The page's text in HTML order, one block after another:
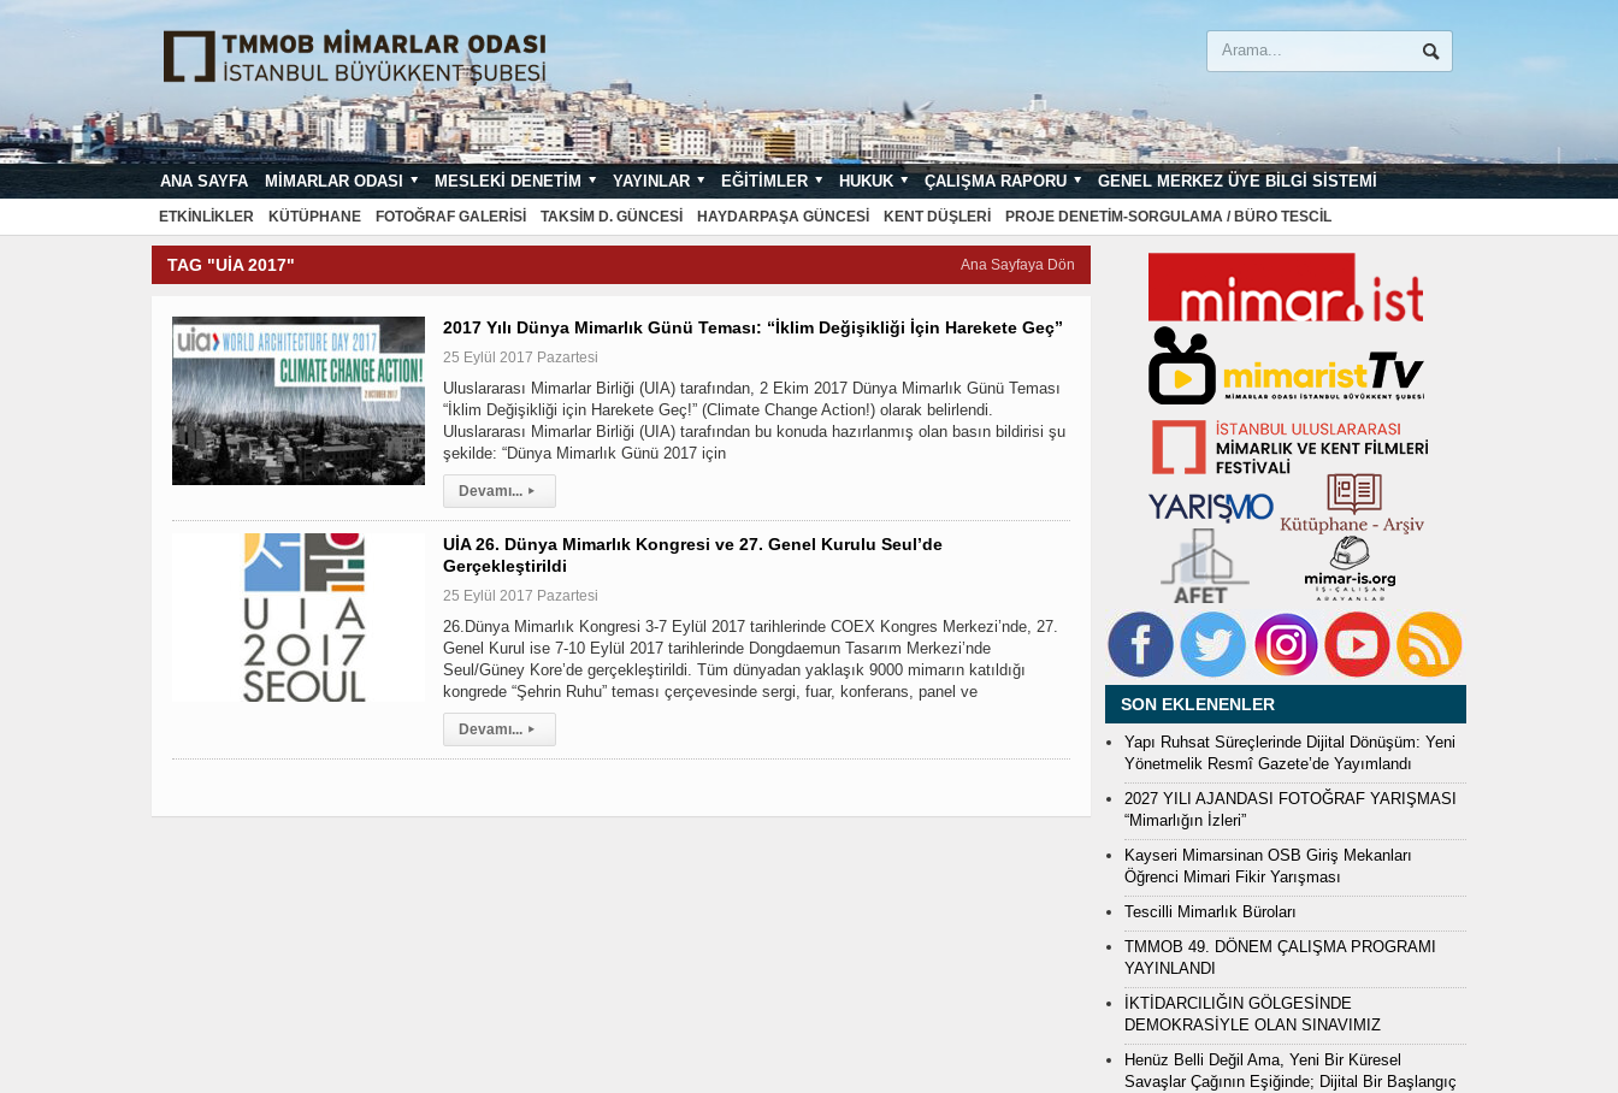
ANA SAYFA MIMARLAR ODASI MESLEKI DENETIM YAYINLAR EĞITIMLER HUKUK ÇALIŞMA RAPORU GENEL MERKEZ ÜYE BILGI SISTEMI
ETKINLIKLER KÜTÜPHANE FOTOĞRAF GALERISI TAKSIM D. GÜNCESI HAYDARPAŞA GÜNCESI KENT DÜŞLERI PROJE DENETIM-SORGULAMA / BÜRO TESCIL
Ana Sayfaya Dön
TAG "UIA 2017"
2017 Yılı Dünya Mimarlık Günü Teması: “İklim Değişikliği İçin Harekete Geç”
25 Eylül 2017 Pazartesi
Uluslararası Mimarlar Birliği (UIA) tarafından, 2 Ekim 2017 Dünya Mimarlık Günü Teması
“İklim Değişikliği için Harekete Geç!” (Climate Change Action!) olarak belirlendi.
Uluslararası Mimarlar Birliği (UIA) tarafından bu konuda hazırlanmış olan basın bildirisi şu
şekilde: “Dünya Mimarlık Günü 2017 için
Devamı... ▸
UİA 26. Dünya Mimarlık Kongresi ve 27. Genel Kurulu Seul’de
Gerçekleştirildi
25 Eylül 2017 Pazartesi
26.Dünya Mimarlık Kongresi 3-7 Eylül 2017 tarihlerinde COEX Kongres Merkezi’nde, 27.
Genel Kurul ise 7-10 Eylül 2017 tarihlerinde Dongdaemun Tasarım Merkezi’nde
Seul/Güney Kore’de gerçekleştirildi. Tüm dünyadan yaklaşık 9000 mimarın katıldığı
kongrede “Şehrin Ruhu” teması çerçevesinde sergi, fuar, konferans, panel ve
Devamı... ▸
SON EKLENENLER
Yapı Ruhsat Süreçlerinde Dijital Dönüşüm: Yeni
Yönetmelik Resmî Gazete’de Yayımlandı
2027 YILI AJANDASI FOTOĞRAF YARIŞMASI
“Mimarlığın İzleri”
Kayseri Mimarsinan OSB Giriş Mekanları
Öğrenci Mimari Fikir Yarışması
Tescilli Mimarlık Büroları
TMMOB 49. DÖNEM ÇALIŞMA PROGRAMI
YAYINLANDI
İKTİDARCILIĞIN GÖLGESİNDE
DEMOKRASİYLE OLAN SINAVIMIZ
Henüz Belli Değil Ama, Yeni Bir Küresel
Savaşlar Çağının Eşiğinde; Dijital Bir Başlangıç